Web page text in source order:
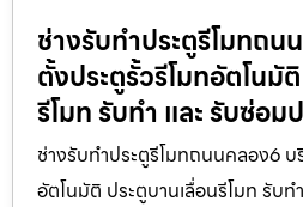
ช่างรับทำประตูรีโมทถ
ตั้งประตูรั้วรีโมทอัตโนมั
รีโมท รับทำ และ รับซ่อ
ช่างรับทำประตูรีโมทถนนคลอง6
อัตโนมัติ ประตูบานเลื่อนรีโมท รับท